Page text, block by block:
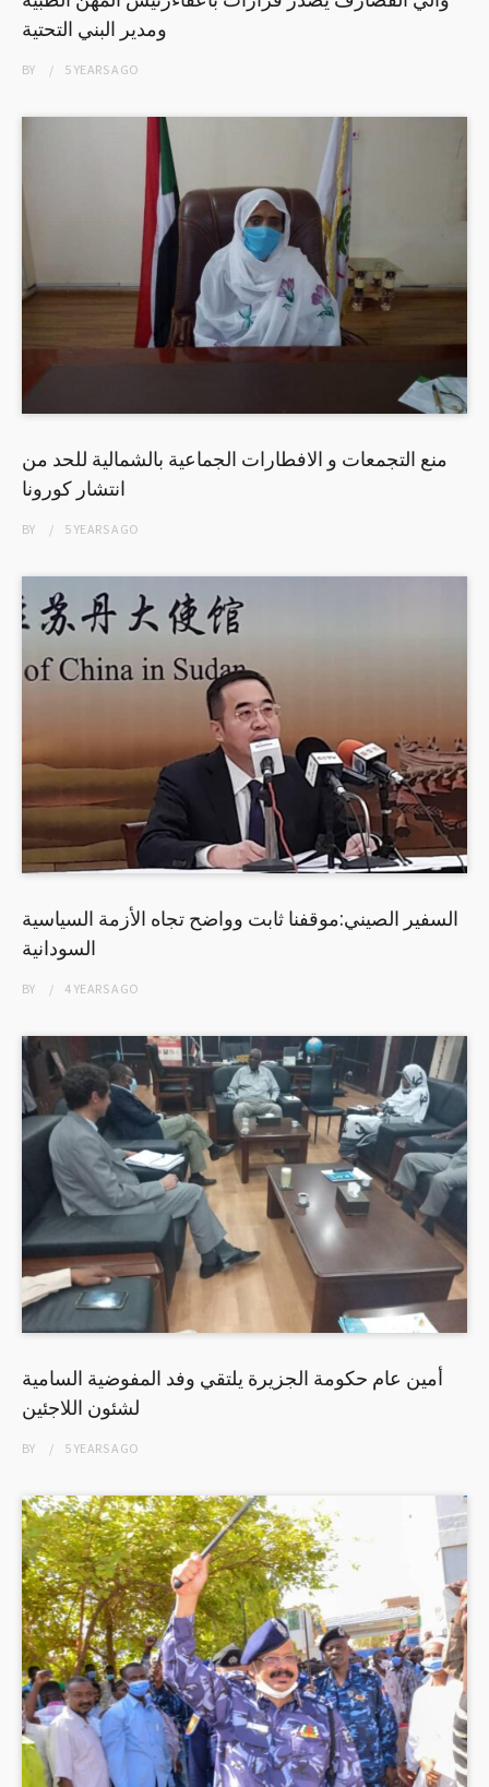
ومدير البني التحتية
BY 5 YEARSAGO
منع التجمعات و الافطارات الجماعية بالشمالية للحد من
انتشار كورونا
BY 5 YEARSAGO
السفير الصيني:موقفنا ثابت وواضح تجاه الأزمة السياسية
السودانية
BY 4 YEARSAGO
أمين عام حكومة الجزيرة يلتقي وفد المفوضية السامية
لشئون اللاجئين
BY 5 YEARSAGO